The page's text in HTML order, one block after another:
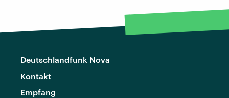
Deutschlandfunk Nova
Kontakt
Empfang